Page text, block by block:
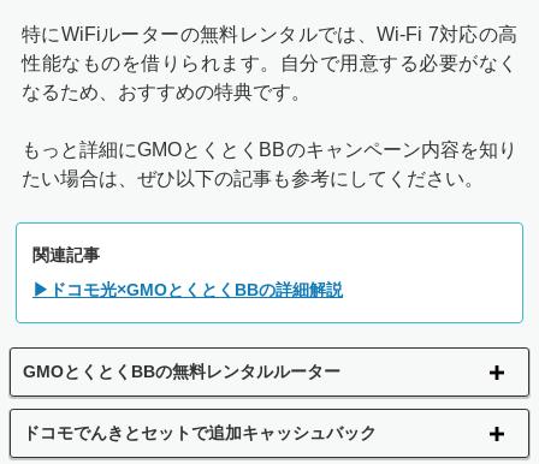
特にWiFiルーターの無料レンタルでは、Wi-Fi 7対応の高
性能なものを借りられます。自分で用意する必要がなく
なるため、おすすめの特典です。
もっと詳細にGMOとくとくBBのキャンペーン内容を知り
たい場合は、ぜひ以下の記事も参考にしてください。
関連記事
▶ドコモ光×GMOとくとくBBの詳細解説
GMOとくとくBBの無料レンタルルーター
ドコモでんきとセットで追加キャッシュバック